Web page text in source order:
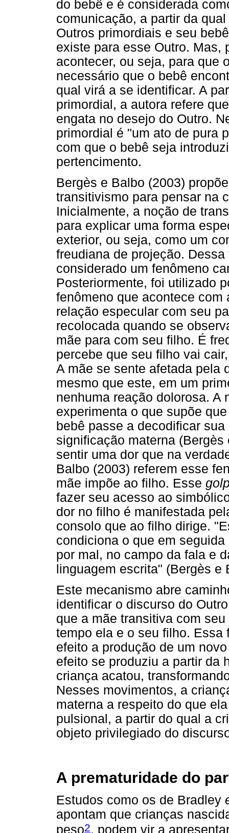
do bebê e é considerada
comunicação, a partir da
Outros primordiais e seu
existe para esse Outro. Mas,
acontecer, ou seja, para que
necessário que o bebê
qual virá a se identificar. A
primordial, a autora refere
engata no desejo do Outro.
primordial é "um ato de pura
com que o bebê seja
pertencimento.
Bergès e Balbo (2003)
transitivismo para pensar na
Inicialmente, a noção de
para explicar uma forma
exterior, ou seja, como um
freudiana de projeção.
considerado um fenômeno
Posteriormente, foi utilizado
fenômeno que acontece
relação especular com seu
recolocada quando se
mãe para com seu filho. É
percebe que seu filho vai
A mãe se sente afetada pela
mesmo que este, em um
nenhuma reação dolorosa. A
experimenta o que supõe
bebê passe a decodificar
significação materna
sentir uma dor que na
Balbo (2003) referem esse
mãe impõe ao filho. Esse
fazer seu acesso ao
dor no filho é manifestada
consolo que ao filho dirige.
condiciona o que em
por mal, no campo da fala e
linguagem escrita" (Bergès e
Este mecanismo abre
identificar o discurso do
que a mãe transitiva com
tempo ela e o seu filho. Essa
efeito a produção de um
efeito se produziu a partir da
criança acatou,
Nesses movimentos, a
materna a respeito do que
pulsional, a partir do qual a
objeto privilegiado do
A prematuridade do
Estudos como os de Bradley
apontam que crianças
peso2, podem vir a